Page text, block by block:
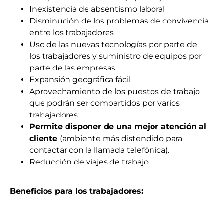
Inexistencia de absentismo laboral
Disminución de los problemas de convivencia
entre los trabajadores
Uso de las nuevas tecnologías por parte de
los trabajadores y suministro de equipos por
parte de las empresas
Expansión geográfica fácil
Aprovechamiento de los puestos de trabajo
que podrán ser compartidos por varios
trabajadores.
Permite disponer de una mejor atención al
cliente (ambiente más distendido para
contactar con la llamada telefónica).
Reducción de viajes de trabajo.
Beneficios para los trabajadores: